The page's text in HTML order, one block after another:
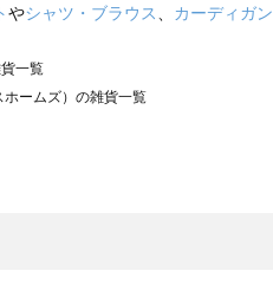
やシャツ・ブラウス カーディガン
一覧
ームズ）の雑貨一覧
マンサモスモス）の雑貨一覧
ーゴム）の雑貨一覧